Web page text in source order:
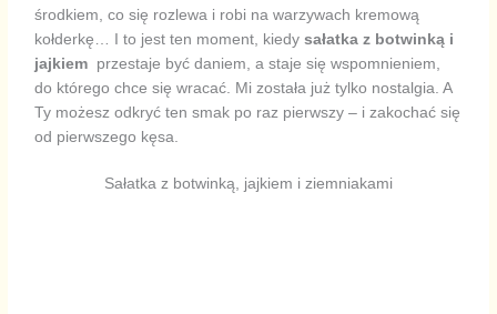
środkiem, co się rozlewa i robi na warzywach kremową
kołderkę… I to jest ten moment, kiedysałatka z botwinką i
jajkiem przestaje być daniem, a staje się wspomnieniem,
do którego chce się wracać. Mi została już tylko nostalgia. A
Ty możesz odkryć ten smak po raz pierwszy – i zakochać się
od pierwszego kęsa.
Sałatka z botwinką, jajkiem i ziemniakami